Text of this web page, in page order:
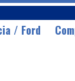
/ Ford